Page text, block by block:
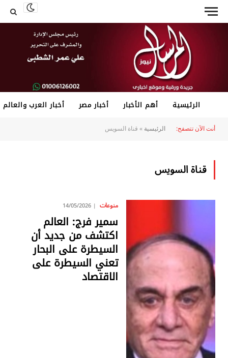
الرئيسية أهم الأخبار أخبار مصر
أخبار العرب والعالم
أنت الآن تتصفح:
الرئيسية»قناة السويس
قناة السويس
منوعات 14/05/2026
سمير فرج: العالم
اكتشف من جديد أن
السيطرة على البحار
تعني السيطرة على
الاقتصاد